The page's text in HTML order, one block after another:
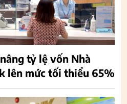
tỷ lệ vốn Nhà
lên mức tối thiểu 65%